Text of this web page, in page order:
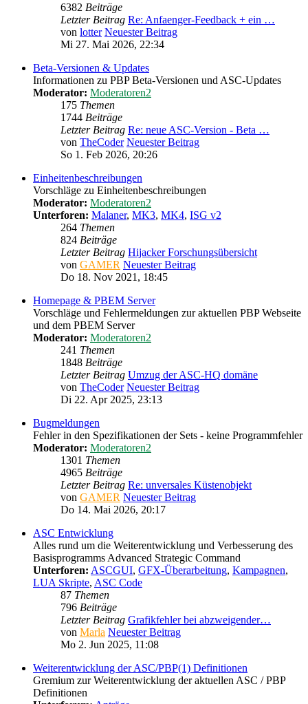
6382 Beiträge
Letzter Beitrag Re: Anfaenger-Feedback + ein …
von lotter Neuester Beitrag
Mi 27. Mai 2026, 22:34
Beta-Versionen & Updates
Informationen zu PBP Beta-Versionen und ASC-Updates
Moderator: Moderatoren2
175 Themen
1744 Beiträge
Letzter Beitrag Re: neue ASC-Version - Beta …
von TheCoder Neuester Beitrag
So 1. Feb 2026, 20:26
Einheitenbeschreibungen
Vorschläge zu Einheitenbeschreibungen
Moderator: Moderatoren2
Unterforen: Malaner, MK3, MK4, ISG v2
264 Themen
824 Beiträge
Letzter Beitrag Hijacker Forschungsübersicht
von GAMER Neuester Beitrag
Do 18. Nov 2021, 18:45
Homepage & PBEM Server
Vorschläge und Fehlermeldungen zur aktuellen PBP Webseite
und dem PBEM Server
Moderator: Moderatoren2
241 Themen
1848 Beiträge
Letzter Beitrag Umzug der ASC-HQ domäne
von TheCoder Neuester Beitrag
Di 22. Apr 2025, 23:13
Bugmeldungen
Fehler in den Spezifikationen der Sets - keine Programmfehler
Moderator: Moderatoren2
1301 Themen
4965 Beiträge
Letzter Beitrag Re: unversales Küstenobjekt
von GAMER Neuester Beitrag
Do 14. Mai 2026, 20:17
ASC Entwicklung
Alles rund um die Weiterentwicklung und Verbesserung des
Basisprogramms Advanced Strategic Command
Unterforen: ASCGUI, GFX-Überarbeitung, Kampagnen,
LUA Skripte, ASC Code
87 Themen
796 Beiträge
Letzter Beitrag Grafikfehler bei abzweigender…
von Marla Neuester Beitrag
Mo 2. Jun 2025, 11:08
Weiterentwicklung der ASC/PBP(1) Definitionen
Gremium zur Weiterentwicklung der aktuellen ASC / PBP
Definitionen